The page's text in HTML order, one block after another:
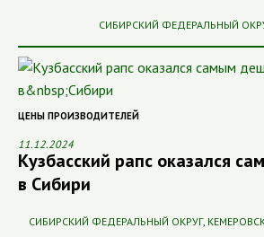
СИБИРСКИЙ ФЕДЕРАЛЬНЫЙ
ЦЕНЫ ПРОИЗВОДИТЕЛЕЙ
11.12.2024
Кузбасский рапс оказался
в Сибири
СИБИРСКИЙ ФЕДЕРАЛЬНЫЙ ОКРУГ,